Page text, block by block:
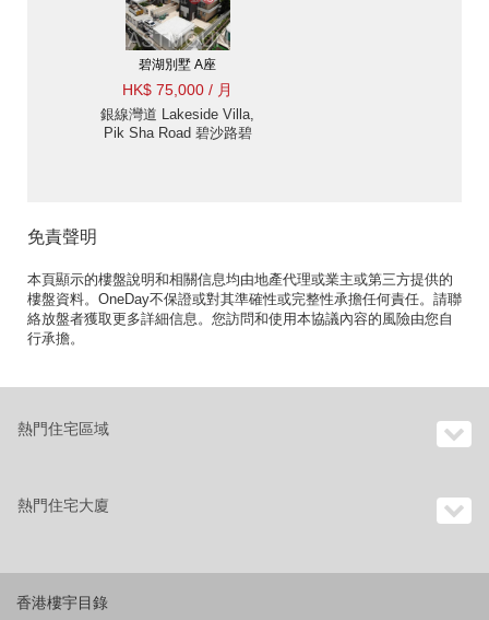
碧湖別墅 A座
HK$ 75,000 / 月
銀線灣道 Lakeside Villa,
Pik Sha Road 碧沙路碧
免責聲明
本頁顯示的樓盤說明和相關信息均由地產代理或業主或第三方提供的
樓盤資料。OneDay不保證或對其準確性或完整性承擔任何責任。請聯
絡放盤者獲取更多詳細信息。您訪問和使用本協議內容的風險由您自
行承擔。
熱門住宅區域
熱門住宅大廈
香港樓宇目錄